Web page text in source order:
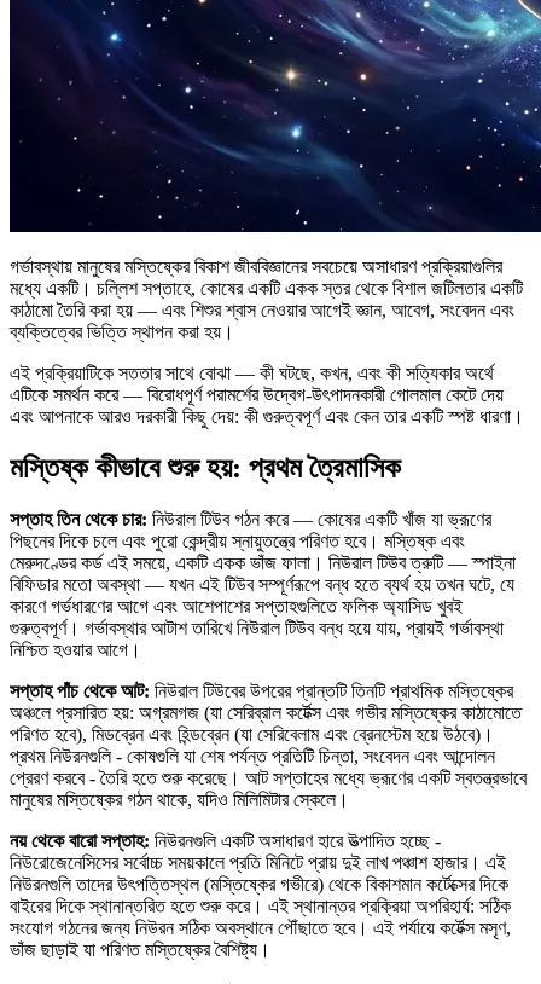
গর্ভাবস্থায় মানুষের মস্তিষ্কের বিকাশ জীববিজ্ঞানের সবচেয়ে অসাধারণ প্রক্রিয়াগুলির
মধ্যে একটি। চল্লিশ সপ্তাহে, কোষের একটি একক স্তর থেকে বিশাল জটিলতার একটি
কাঠামো তৈরি করা হয় — এবং শিশুর শ্বাস নেওয়ার আগেই জ্ঞান, আবেগ, সংবেদন এবং
ব্যক্তিত্বের ভিত্তি স্থাপন করা হয়।
এই প্রক্রিয়াটিকে সততার সাথে বোঝা — কী ঘটছে, কখন, এবং কী সত্যিকার অর্থে
এটিকে সমর্থন করে — বিরোধপূর্ণ পরামর্শের উদ্বেগ-উৎপাদনকারী গোলমাল কেটে দেয়
এবং আপনাকে আরও দরকারী কিছু দেয়: কী গুরুত্বপূর্ণ এবং কেন তার একটি স্পষ্ট ধারণা।
মস্তিষ্ক কীভাবে শুরু হয়: প্রথম ত্রৈমাসিক
সপ্তাহ তিন থেকে চার: নিউরাল টিউব গঠন করে — কোষের একটি খাঁজ যা ভ্রূণের
পিছনের দিকে চলে এবং পুরো কেন্দ্রীয় স্নায়ুতন্ত্রে পরিণত হবে। মস্তিষ্ক এবং
মেরুদণ্ডের কর্ড এই সময়ে, একটি একক ভাঁজ ফালা। নিউরাল টিউব ত্রুটি — স্পাইনা
বিফিডার মতো অবস্থা — যখন এই টিউব সম্পূর্ণরূপে বন্ধ হতে ব্যর্থ হয় তখন ঘটে, যে
কারণে গর্ভধারণের আগে এবং আশেপাশের সপ্তাহগুলিতে ফলিক অ্যাসিড খুবই
গুরুত্বপূর্ণ। গর্ভাবস্থার আটাশ তারিখে নিউরাল টিউব বন্ধ হয়ে যায়, প্রায়ই গর্ভাবস্থা
নিশ্চিত হওয়ার আগে।
সপ্তাহ পাঁচ থেকে আট: নিউরাল টিউবের উপরের প্রান্তটি তিনটি প্রাথমিক মস্তিষ্কের
অঞ্চলে প্রসারিত হয়: অগ্রমগজ (যা সেরিব্রাল কর্টেক্স এবং গভীর মস্তিষ্কের কাঠামোতে
পরিণত হবে), মিডব্রেন এবং হিন্ডব্রেন (যা সেরিবেলাম এবং ব্রেনস্টেম হয়ে উঠবে)।
প্রথম নিউরনগুলি - কোষগুলি যা শেষ পর্যন্ত প্রতিটি চিন্তা, সংবেদন এবং আন্দোলন
প্রেরণ করবে - তৈরি হতে শুরু করেছে। আট সপ্তাহের মধ্যে ভ্রূণের একটি স্বতন্ত্রভাবে
মানুষের মস্তিষ্কের গঠন থাকে, যদিও মিলিমিটার স্কেলে।
নয় থেকে বারো সপ্তাহ: নিউরনগুলি একটি অসাধারণ হারে উত্পাদিত হচ্ছে -
নিউরোজেনেসিসের সর্বোচ্চ সময়কালে প্রতি মিনিটে প্রায় দুই লাখ পঞ্চাশ হাজার। এই
নিউরনগুলি তাদের উৎপত্তিস্থল (মস্তিষ্কের গভীরে) থেকে বিকাশমান কর্টেক্সের দিকে
বাইরের দিকে স্থানান্তরিত হতে শুরু করে। এই স্থানান্তর প্রক্রিয়া অপরিহার্য: সঠিক
সংযোগ গঠনের জন্য নিউরন সঠিক অবস্থানে পৌঁছাতে হবে। এই পর্যায়ে কর্টেক্স মসৃণ,
ভাঁজ ছাড়াই যা পরিণত মস্তিষ্কের বৈশিষ্ট্য।